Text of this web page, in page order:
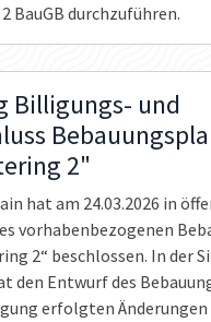
BauGB durchzuführen.
Billigungs- und
2"
hat am 24.03.2026 in
vorhabenbezogenen
2“ beschlossen. In der
den Entwurf des
erfolgten